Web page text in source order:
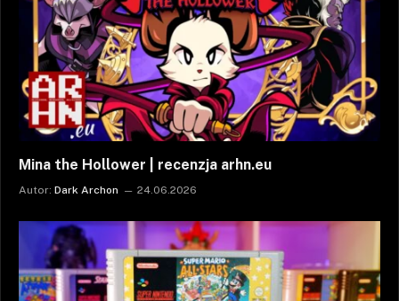
Mina the Hollower | recenzja arhn.eu
Autor: Dark Archon 24.06.2026